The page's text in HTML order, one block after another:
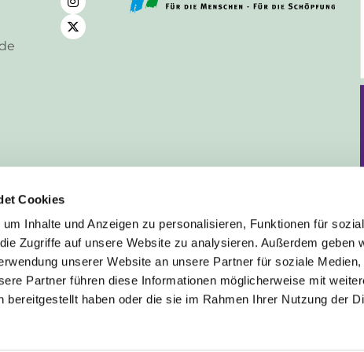
Cookies
Inhalte und Anzeigen zu personalisieren, Funktionen für
Zugriffe auf unsere Website zu analysieren. Außerdem geben
unserer Website an unsere Partner für soziale Medien,
Partner führen diese Informationen möglicherweise mit
bereitgestellt haben oder die sie im Rahmen Ihrer Nutzung der
Deutsch
Impressum ChurchDesk-